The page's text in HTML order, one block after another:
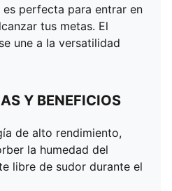
perfecta para entrar en
tus metas. El
une a la versatilidad
Y BENEFICIOS
de alto rendimiento,
la humedad del
libre de sudor durante el